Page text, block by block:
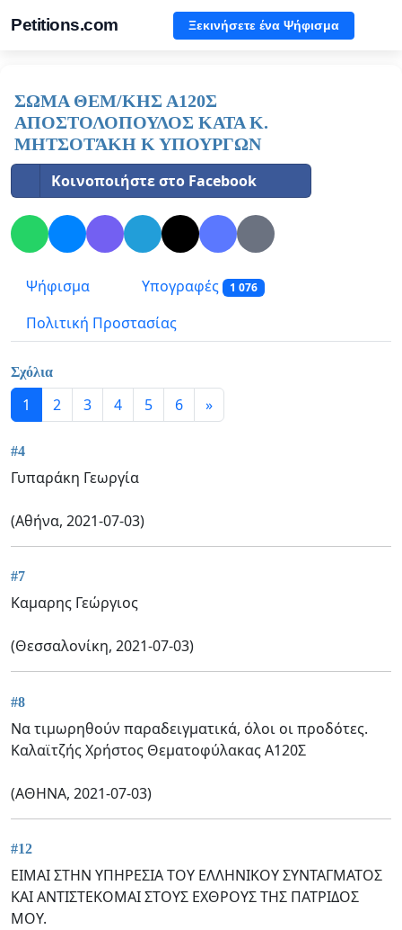
Petitions.com Ξεκινήσετε ένα Ψήφισμα
ΣΩΜΑ ΘΕΜ/ΚΗΣ Α120Σ
ΑΠΟΣΤΟΛΟΠΟΥΛΟΣ ΚΑΤΑ Κ.
ΜΗΤΣΟΤΆΚΗ Κ ΥΠΟΥΡΓΩΝ
Κοινοποιήστε στο Facebook
Ψήφισμα Υπογραφές 1 076
Πολιτική Προστασίας
Σχόλια
1 2 3 4 5 6 »
#4
Γυπαράκη Γεωργία
(Αθήνα, 2021-07-03)
#7
Καμαρης Γεώργιος
(Θεσσαλονίκη, 2021-07-03)
#8
Να τιμωρηθούν παραδειγματικά, όλοι οι προδότες.
Καλαϊτζής Χρήστος Θεματοφύλακας Α120Σ
(ΑΘΗΝΑ, 2021-07-03)
#12
ΕΙΜΑΙ ΣΤΗΝ ΥΠΗΡΕΣΙΑ ΤΟΥ ΕΛΛΗΝΙΚΟΥ ΣΥΝΤΑΓΜΑΤΟΣ
ΚΑΙ ΑΝΤΙΣΤΕΚΟΜΑΙ ΣΤΟΥΣ ΕΧΘΡΟΥΣ ΤΗΣ ΠΑΤΡΙΔΟΣ
ΜΟΥ.